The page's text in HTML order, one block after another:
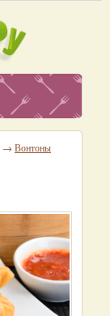
→ Вонтоны